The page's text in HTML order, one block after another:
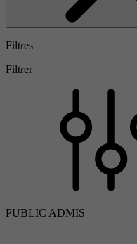
Filtres
Filtrer
PUBLIC ADMIS